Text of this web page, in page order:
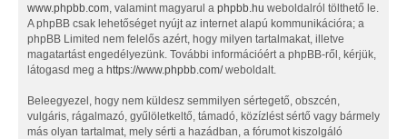
www.phpbb.com , valamint magyarul a phpbb.hu weboldalról tölthető le.
A phpBB csak lehetőséget nyújt az internet alapú kommunikációra; a
phpBB Limited nem felelős azért, hogy milyen tartalmakat, illetve
magatartást engedélyezünk. További információért a phpBB-ről, kérjük,
látogasd meg a https://www.phpbb.com/weboldalt.
Beleegyezel, hogy nem küldesz semmilyen sértegető, obszcén,
vulgáris, rágalmazó, gyűlöletkeltő, támadó, közízlést sértő vagy bármely
más olyan tartalmat, mely sérti a hazádban, a fórumot kiszolgáló